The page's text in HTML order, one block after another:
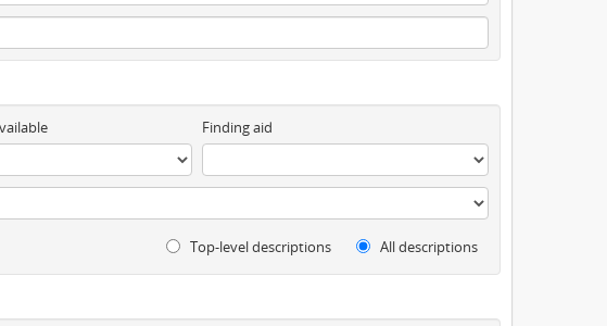
Finding aid
Top-level descriptions All descriptions